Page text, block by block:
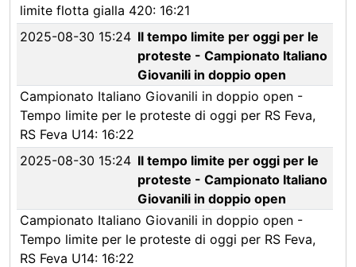
limite flotta gialla 420: 16:21
2025-08-30 15:24 Il tempo limite per oggi per le
proteste - Campionato Italiano
Giovanili in doppio open
Campionato Italiano Giovanili in doppio open -
Tempo limite per le proteste di oggi per RS Feva,
RS Feva U14: 16:22
2025-08-30 15:24 Il tempo limite per oggi per le
proteste - Campionato Italiano
Giovanili in doppio open
Campionato Italiano Giovanili in doppio open -
Tempo limite per le proteste di oggi per RS Feva,
RS Feva U14: 16:22